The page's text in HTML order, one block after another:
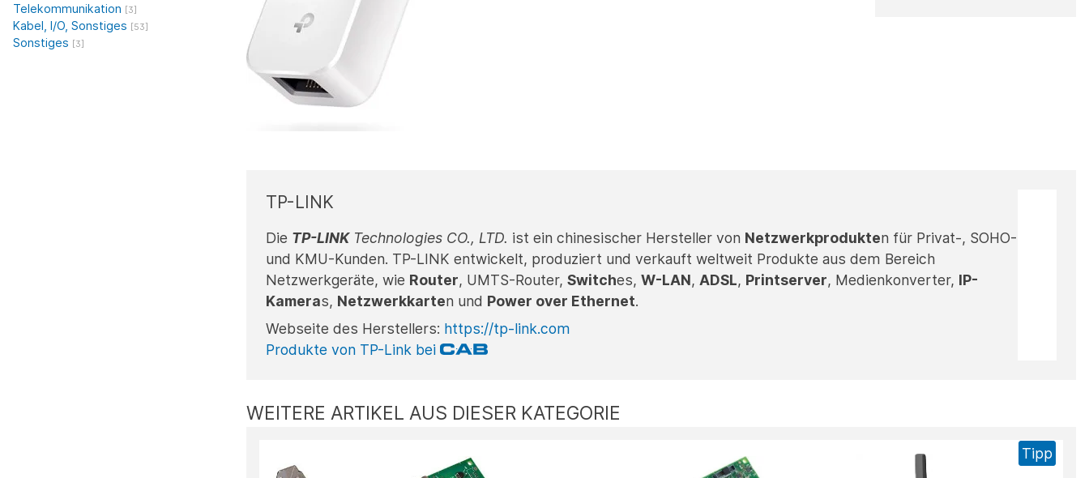
Telekommunikation [3]
Kabel, I/O, Sonstiges [53]
Sonstiges [3]
TP-LINK
Die TP-LINKTechnologies CO., LTD. ist ein chinesischer Hersteller von Netzwerkprodukten für Privat-, SOHO-
und KMU-Kunden. TP-LINK entwickelt, produziert und verkauft weltweit Produkte aus dem Bereich
Netzwerkgeräte, wie Router, UMTS-Router, Switches, W-LAN, ADSL, Printserver, Medienkonverter, IP-
Kameras, Netzwerkkarten und Power over Ethernet.
Webseite des Herstellers: https://tp-link.com
Produkte von TP-Link bei
WEITERE ARTIKEL AUS DIESER KATEGORIE
Tipp